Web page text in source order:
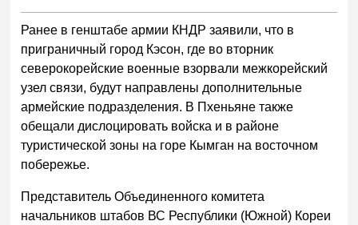
Ранее в генштабе армии КНДР заявили, что в
приграничный город Кэсон, где во вторник
северокорейские военные взорвали межкорейский
узел связи, будут направлены дополнительные
армейские подразделения. В Пхеньяне также
обещали дислоцировать войска и в районе
туристической зоны на горе Кымган на восточном
побережье.
Представитель Объединенного комитета
начальников штабов ВС Республики (Южной) Кореи